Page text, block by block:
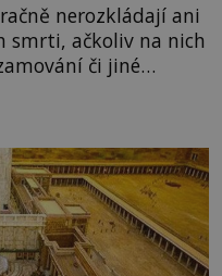
nerozkládají ani
smrti, ačkoliv na nich
či jiné
ostatky bývají
zemřelých. Jaké